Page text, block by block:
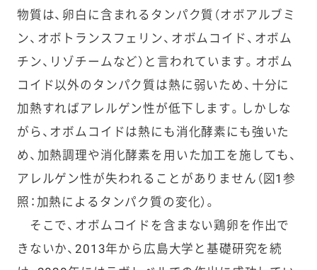
物質は、卵白に含まれるタンパク質（オボアルブミ
ン、オボトランスフェリン、オボムコイド、オボム
チン、リゾチームなど）と言われています。オボム
コイド以外のタンパク質は熱に弱いため、十分に
加熱すればアレルゲン性が低下します。しかしな
がら、オボムコイドは熱にも消化酵素にも強いた
め、加熱調理や消化酵素を用いた加工を施しても、
アレルゲン性が失われることがありません（図1参
照：加熱によるタンパク質の変化）。
そこで、オボムコイドを含まない鶏卵を作出で
きないか、2013年から広島大学と基礎研究を続